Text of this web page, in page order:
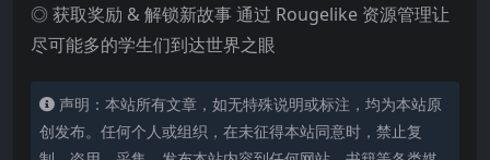
◎ 获取奖励 & 解锁新故事 通过 Rougelike 资源管理让
尽可能多的学生们到达世界之眼
声明：本站所有文章，如无特殊说明或标注，均为本站原
创发布。任何个人或组织，在未征得本站同意时，禁止复